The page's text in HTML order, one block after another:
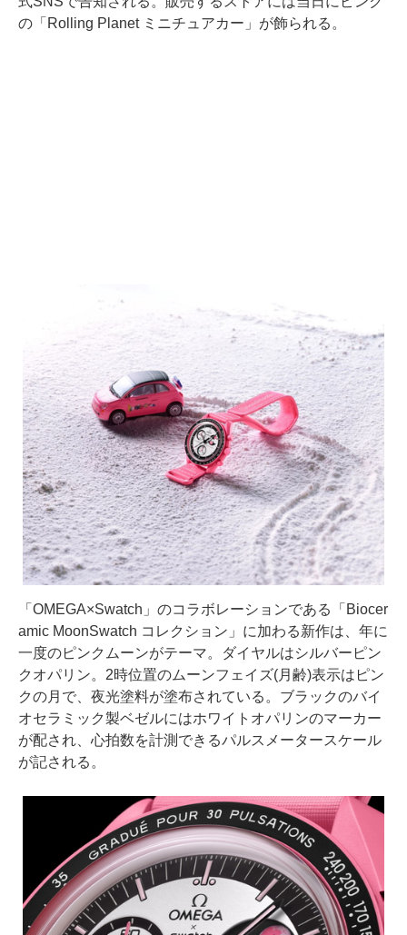
の「Rolling Planet ミニチュアカー」が飾られる。
「OMEGA×Swatch」のコラボレーションである「Biocer
amic MoonSwatch コレクション」に加わる新作は、年に
一度のピンクムーンがテーマ。ダイヤルはシルバーピン
クオパリン。2時位置のムーンフェイズ(月齢)表示はピン
クの月で、夜光塗料が塗布されている。ブラックのバイ
オセラミック製ベゼルにはホワイトオパリンのマーカー
が配され、心拍数を計測できるパルスメータースケール
が記される。